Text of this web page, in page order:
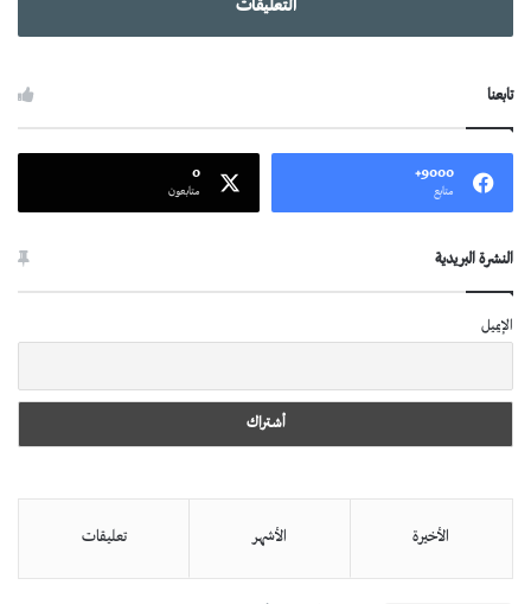
التعليقات
تابعنا
9000+
متابع
0
متابعون
النشرة البريدية
الإيميل
الأخيرة الأشهر تعليقات